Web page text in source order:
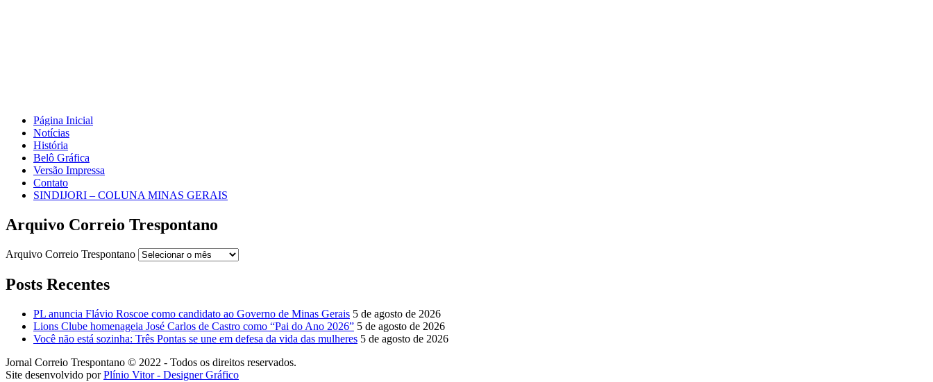
Página Inicial
Notícias
História
Belô Gráfica
Versão Impressa
Contato
SINDIJORI – COLUNA MINAS GERAIS
Arquivo Correio Trespontano
Arquivo Correio Trespontano
Posts Recentes
PL anuncia Flávio Roscoe como candidato ao Governo de Minas Gerais 5 de agosto de 2026
Lions Clube homenageia José Carlos de Castro como “Pai do Ano 2026” 5 de agosto de 2026
Você não está sozinha: Três Pontas se une em defesa da vida das mulheres 5 de agosto de 2026
Jornal Correio Trespontano © 2022 - Todos os direitos reservados.
Site desenvolvido porPlínio Vitor - Designer Gráfico